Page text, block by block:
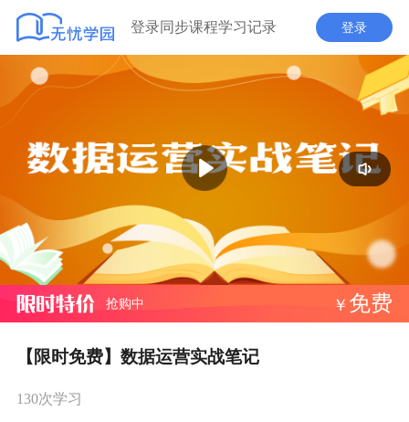
登录同步课程学习记录 登录
播
放
抢购中 ￥ 免费
【限时免费】数据运营实战笔记
130次学习